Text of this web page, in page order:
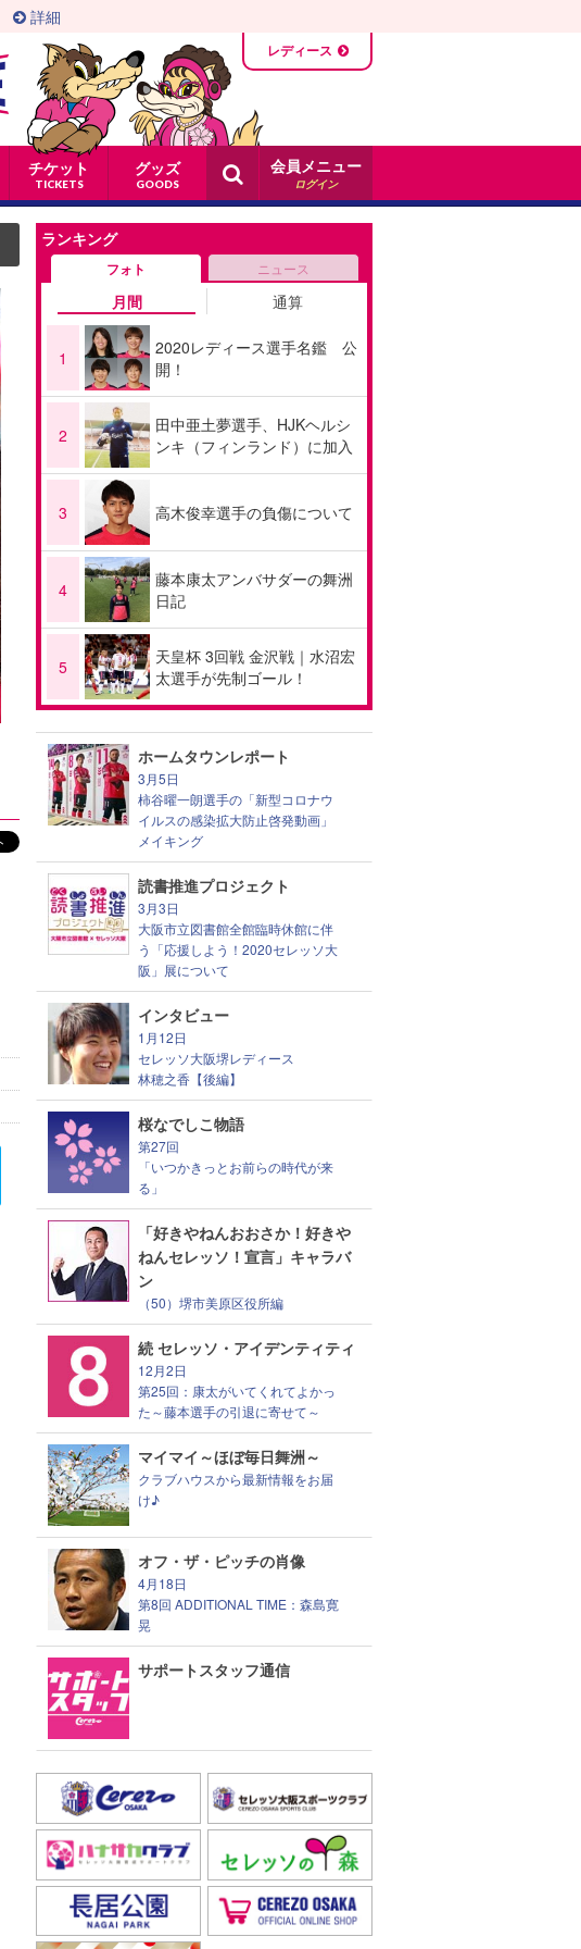
チケット
TICKETS
グッズ
GOODS
詳細
レディース
会員メニュー
ログイン
ランキング
フォト ニュース
月間 通算
1
2020レディース選手名鑑 公
開！
2
田中亜土夢選手、HJKヘルシ
ンキ（フィンランド）に加入
3 高木俊幸選手の負傷について
4
藤本康太アンバサダーの舞洲
日記
5
天皇杯 3回戦 金沢戦｜水沼宏
太選手が先制ゴール！
ホームタウンレポート
3月5日
柿谷曜一朗選手の「新型コロナウ
イルスの感染拡大防止啓発動画」
メイキング
読書推進プロジェクト
3月3日
大阪市立図書館全館臨時休館に伴
う「応援しよう！2020セレッソ大
阪」展について
インタビュー
1月12日
セレッソ大阪堺レディース
林穂之香【後編】
桜なでしこ物語
第27回
「いつかきっとお前らの時代が来
る」
「好きやねんおおさか！好きや
ねんセレッソ！宣言」キャラバ
ン
（50）堺市美原区役所編
続 セレッソ・アイデンティティ
12月2日
第25回：康太がいてくれてよかっ
た～藤本選手の引退に寄せて～
マイマイ～ほぼ毎日舞洲～
クラブハウスから最新情報をお届
け♪
オフ・ザ・ピッチの肖像
4月18日
第8回 ADDITIONAL TIME：森島寛
晃
サポートスタッフ通信